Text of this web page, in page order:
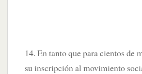
14. En tanto que para cientos de
su inscripción al movimiento